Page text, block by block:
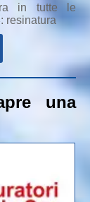
in tutte le
resinatura
una